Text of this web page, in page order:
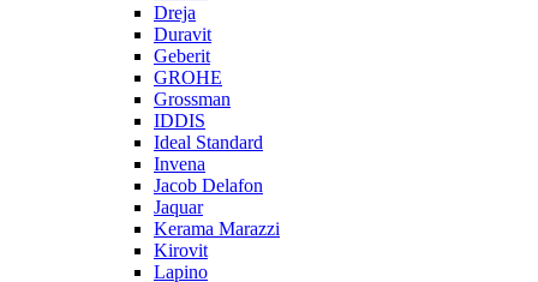
Dreja
Duravit
Geberit
GROHE
Grossman
IDDIS
Ideal Standard
Invena
Jacob Delafon
Jaquar
Kerama Marazzi
Kirovit
Lapino